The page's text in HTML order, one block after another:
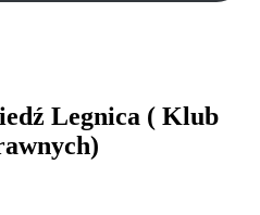
Legnica ( Klub